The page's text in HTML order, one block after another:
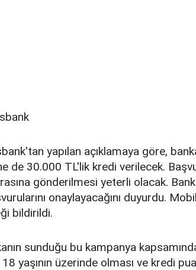
yapılan açıklamaya göre,
de 30.000 TL'lik kredi verilecek.
gönderilmesi yeterli olacak.
onaylayacağını duyurdu.
bildirildi.
sunduğu bu kampanya
yaşının üzerinde olması ve kredi